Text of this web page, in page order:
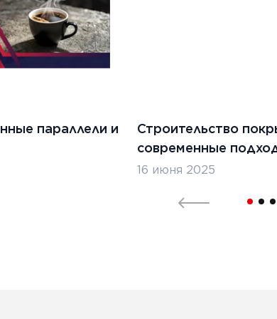
параллели и
Строительство
современные
16 июня 2025